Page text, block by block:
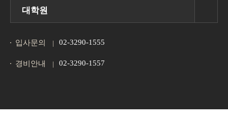
대학원
입사문의 02-3290-1555
경비안내 02-3290-1557